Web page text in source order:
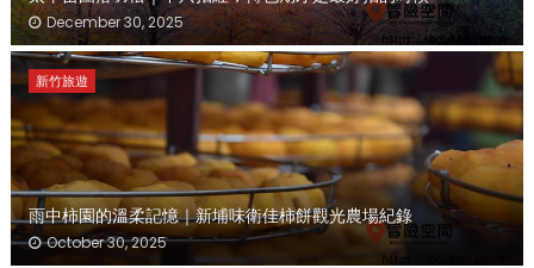
December 30, 2025
新竹旅遊
雨中柿園的溫柔記憶｜新埔味衛佳柿餅觀光農場紀錄
October 30, 2025